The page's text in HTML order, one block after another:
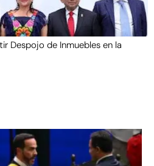
Despojo de Inmuebles en la